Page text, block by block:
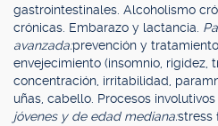
gastrointestinales. Alcoholismo
crónicas. Embarazo y lactancia.
avanzada:prevención y
envejecimiento (insomnio, rigidez,
concentración, irritabilidad,
uñas, cabello. Procesos
jóvenes y de edad mediana:stress